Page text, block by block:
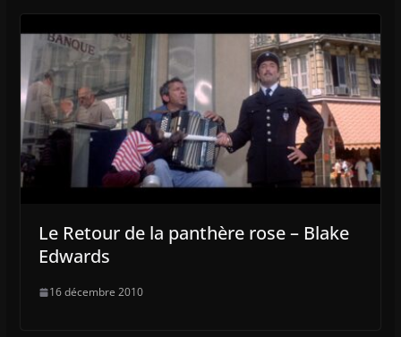
Le Retour de la panthère rose – Blake
Edwards
16 décembre 2010